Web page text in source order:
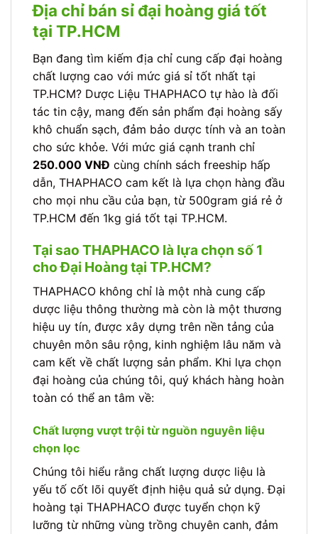
Địa chỉ bán sỉ đại hoàng giá tốt
tại TP.HCM
Bạn đang tìm kiếm địa chỉ cung cấp đại hoàng
chất lượng cao với mức giá sỉ tốt nhất tại
TP.HCM? Dược Liệu THAPHACO tự hào là đối
tác tin cậy, mang đến sản phẩm đại hoàng sấy
khô chuẩn sạch, đảm bảo dược tính và an toàn
cho sức khỏe. Với mức giá cạnh tranh chỉ
250.000 VNĐ cùng chính sách freeship hấp
dẫn, THAPHACO cam kết là lựa chọn hàng đầu
cho mọi nhu cầu của bạn, từ 500gram giá rẻ ở
TP.HCM đến 1kg giá tốt tại TP.HCM.
Tại sao THAPHACO là lựa chọn số 1
cho Đại Hoàng tại TP.HCM?
THAPHACO không chỉ là một nhà cung cấp
dược liệu thông thường mà còn là một thương
hiệu uy tín, được xây dựng trên nền tảng của
chuyên môn sâu rộng, kinh nghiệm lâu năm và
cam kết về chất lượng sản phẩm. Khi lựa chọn
đại hoàng của chúng tôi, quý khách hàng hoàn
toàn có thể an tâm về:
Chất lượng vượt trội từ nguồn nguyên liệu
chọn lọc
Chúng tôi hiểu rằng chất lượng dược liệu là
yếu tố cốt lõi quyết định hiệu quả sử dụng. Đại
hoàng tại THAPHACO được tuyển chọn kỹ
lưỡng từ những vùng trồng chuyên canh, đảm